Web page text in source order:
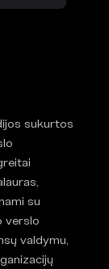
sukurtos
su
verslo
valdymu,